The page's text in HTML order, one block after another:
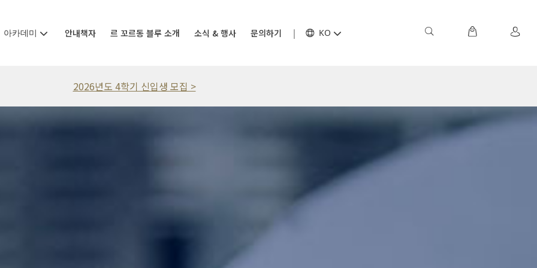
아카데미 안내책자 르 꼬르동 블루 소개 소식 & 행사 문의하기 KO
2026년도 4학기 신입생 모집 >